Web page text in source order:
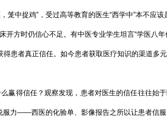
中捉鸡”，受过高等教育的医生“西学中”本不应该
方时仍信心不足。有中医专业学生坦言“学医八年
患者真正信任。如今患者获取医疗知识的渠道多
得信任？观察发现，患者对医生的信任往往始
服力——西医的化验单、影像报告之所以让患者信服